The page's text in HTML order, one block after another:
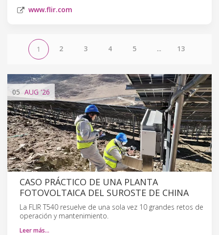
www.flir.com
1 2 3 4 5 ... 13
05 AUG '26
CASO PRÁCTICO DE UNA PLANTA
FOTOVOLTAICA DEL SUROSTE DE CHINA
La FLIR T540 resuelve de una sola vez 10 grandes retos de
operación y mantenimiento.
Leer más…